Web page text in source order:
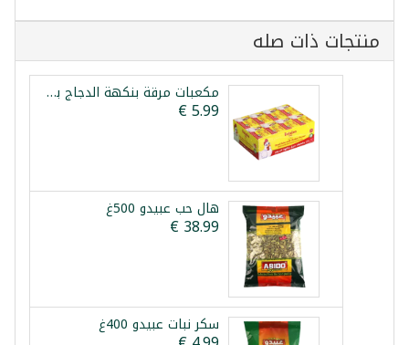
منتجات ذات صله
مكعبات مرقة بنكهة الدجاج بلدنا 48 قطعة 480غ
هال حب عبيدو 500غ
سكر نبات عبيدو 400غ